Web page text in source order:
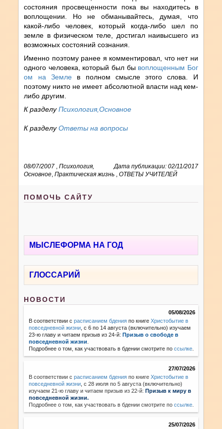
состояния просвещенности пока вы находитесь в
воплощении. Но не обманывайтесь, думая, что
какой-либо человек, который когда-либо шел по
земле в физическом теле, достигал наивысшего из
возможных состояний сознания.
Именно поэтому ранее я комментировал, что нет ни
одного человека, который был бы воплощенным Бог
ом на Землев полном смысле этого слова. И
поэтому никто не имеет абсолютной власти над кем-
либо другим.
К разделуПсихология,Основное
К разделуОтветы на вопросы
08/07/2007 Дата публикации: 02/11/2017
,Психология,
Основное ,Практическая жизнь ,ОТВЕТЫ УЧИТЕЛЕЙ
ПОМОЧЬ САЙТУ
МЫСЛЕФОРМА НА ГОД
ГЛОССАРИЙ
НОВОСТИ
05/08/2026
В соответствии срасписанием бдения по книгеХристобытие в
повседневной жизни , с 6 по 14 августа (включительно) изучаем
23-ю главу и читаем призыв из 24-й:Призыв о свободе в
повседневной жизни
Подробнее о том, как участвовать в бдении смотрите поссылке
27/07/2026
В соответствии с расписанием бдения по книгеХристобытие в
повседневной жизни с 28 июля по 5 августа (включительно)
изучаем 21-ю главу и читаем призыв из 22-й:Призыв к миру в
повседневной жизни.
Подробнее о том, как участвовать в бдении смотрите поссылке
25/07/2026